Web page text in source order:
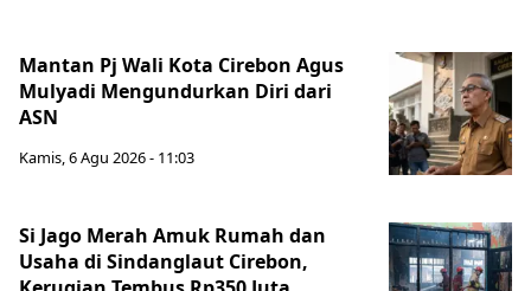
Mantan Pj Wali Kota Cirebon Agus
Mulyadi Mengundurkan Diri dari
ASN
Kamis, 6 Agu 2026 - 11:03
Si Jago Merah Amuk Rumah dan
Usaha di Sindanglaut Cirebon,